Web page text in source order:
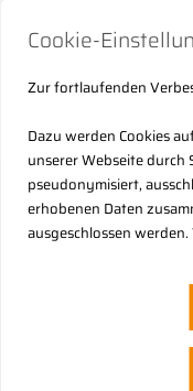
Cookie-
Zur fortlaufenden
Dazu werden Cookies
unserer Webseite
pseudonymisiert,
erhobenen Daten
ausgeschlossen